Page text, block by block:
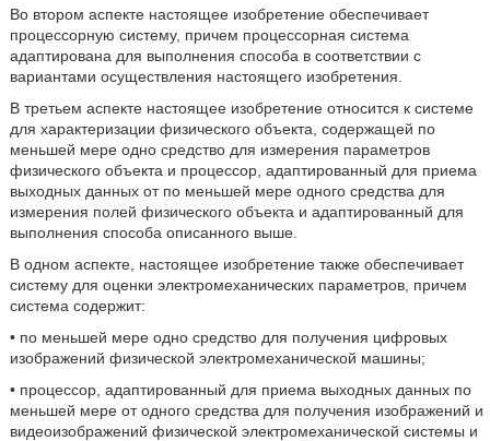
Во втором аспекте настоящее изобретение обеспечивает
процессорную систему, причем процессорная система
адаптирована для выполнения способа в соответствии с
вариантами осуществления настоящего изобретения.
В третьем аспекте настоящее изобретение относится к системе
для характеризации физического объекта, содержащей по
меньшей мере одно средство для измерения параметров
физического объекта и процессор, адаптированный для приема
выходных данных от по меньшей мере одного средства для
измерения полей физического объекта и адаптированный для
выполнения способа описанного выше.
В одном аспекте, настоящее изобретение также обеспечивает
систему для оценки электромеханических параметров, причем
система содержит:
• по меньшей мере одно средство для получения цифровых
изображений физической электромеханической машины;
• процессор, адаптированный для приема выходных данных по
меньшей мере от одного средства для получения изображений и
видеоизображений физической электромеханической системы и